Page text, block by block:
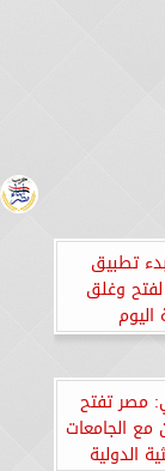
بدء تطبيق
لفتح وغلق
اليوم
مصر تفتح
مع الجامعات
الدولية